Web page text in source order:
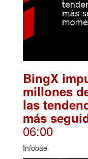
BingX
millones
las
más
06:00
Infobae